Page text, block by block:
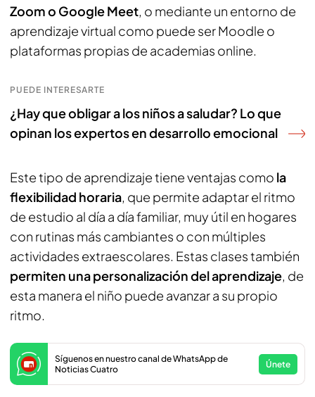
Zoom o Google Meet, o mediante un entorno de
aprendizaje virtual como puede ser Moodle o
plataformas propias de academias online.
PUEDE INTERESARTE
¿Hay que obligar a los niños a saludar? Lo que
opinan los expertos en desarrollo emocional
Este tipo de aprendizaje tiene ventajas como la
flexibilidad horaria, que permite adaptar el ritmo
de estudio al día a día familiar, muy útil en hogares
con rutinas más cambiantes o con múltiples
actividades extraescolares. Estas clases también
permiten una personalización del aprendizaje, de
esta manera el niño puede avanzar a su propio
ritmo.
Síguenos en nuestro canal de WhatsApp de
Noticias Cuatro
Únete